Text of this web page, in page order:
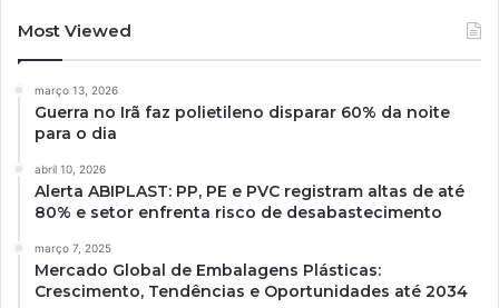
Most Viewed
março 13, 2026
Guerra no Irã faz polietileno disparar 60% da noite
para o dia
abril 10, 2026
Alerta ABIPLAST: PP, PE e PVC registram altas de até
80% e setor enfrenta risco de desabastecimento
março 7, 2025
Mercado Global de Embalagens Plásticas:
Crescimento, Tendências e Oportunidades até 2034